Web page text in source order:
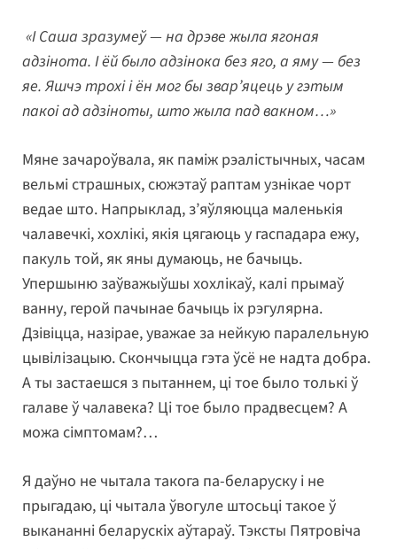
«І Саша зразумеў — на дрэве жыла ягоная
адзінота. І ёй было адзінока без яго, а яму — без
яе. Яшчэ трохі і ён мог бы звар’яцець у гэтым
пакоі ад адзіноты, што жыла пад вакном…»
Мяне зачароўвала, як паміж рэалістычных, часам
вельмі страшных, сюжэтаў раптам узнікае чорт
ведае што. Напрыклад, з’яўляюцца маленькія
чалавечкі, хохлікі, якія цягаюць у гаспадара ежу,
пакуль той, як яны думаюць, не бачыць.
Упершыню заўважыўшы хохлікаў, калі прымаў
ванну, герой пачынае бачыць іх рэгулярна.
Дзівіцца, назірае, уважае за нейкую паралельную
цывілізацыю. Скончыцца гэта ўсё не надта добра.
А ты застаешся з пытаннем, ці тое было толькі ў
галаве ў чалавека? Ці тое было прадвесцем? А
можа сімптомам?…
Я даўно не чытала такога па-беларуску і не
прыгадаю, ці чытала ўвогуле штосьці такое ў
выкананні беларускіх аўтараў. Тэксты Пятровіча